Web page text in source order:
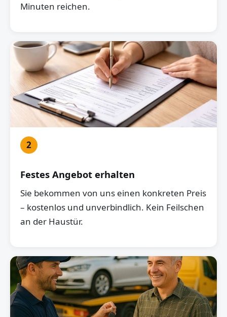
Minuten reichen.
2
Festes Angebot erhalten
Sie bekommen von uns einen konkreten Preis
– kostenlos und unverbindlich. Kein Feilschen
an der Haustür.